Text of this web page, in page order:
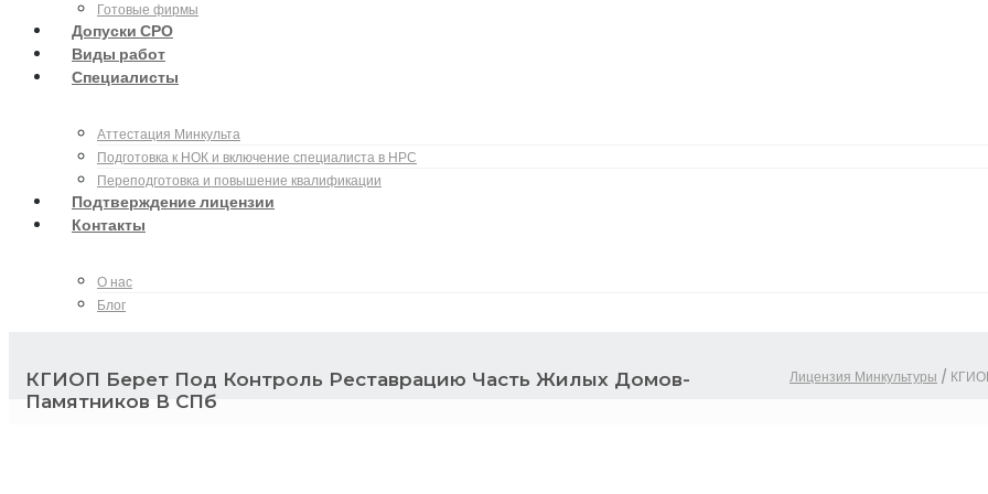
Готовые фирмы
Допуски СРО
Виды работ
Специалисты
Аттестация Минкульта
Подготовка к НОК и включение специалиста в НРС
Переподготовка и повышение квалификации
Подтверждение лицензии
Контакты
О нас
Блог
КГИОП Берет Под Контроль Реставрацию Часть Жилых Домов-
Памятников В СПб
Лицензия Минкультуры /